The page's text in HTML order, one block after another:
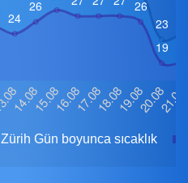
Zürih Gün boyunca sıcaklık